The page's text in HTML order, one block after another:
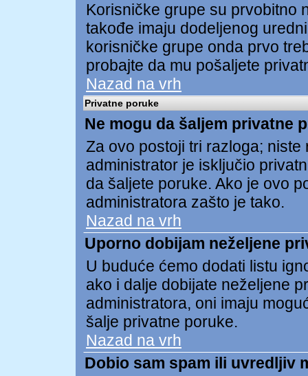
Korisničke grupe su prvobitno
takođe imaju dodeljenog
korisničke grupe onda prvo
probajte da mu pošaljete
Nazad na vrh
Privatne poruke
Ne mogu da šaljem privatne
Za ovo postoji tri razloga;
administrator je isključio
da šaljete poruke. Ako je ovo
administratora zašto je tako.
Nazad na vrh
Uporno dobijam neželjene
U buduće ćemo dodati listu
ako i dalje dobijate neželjene
administratora, oni imaju
šalje privatne poruke.
Nazad na vrh
Dobio sam spam ili uvredljiv